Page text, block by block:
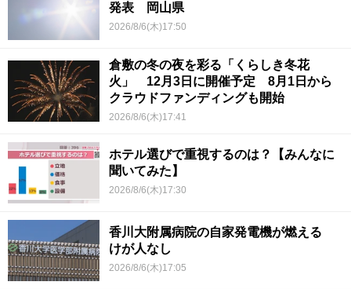
発表 岡山県
2026/8/6(木)17:50
倉敷の冬の夜を彩る「くらしき冬花
火」 12月3日に開催予定 8月1日から
クラウドファンディングも開始
2026/8/6(木)17:41
ホテル選びで重視するのは？【みんなに
聞いてみた】
2026/8/6(木)17:30
香川大附属病院の自家発電機が燃える
けが人なし
2026/8/6(木)17:05